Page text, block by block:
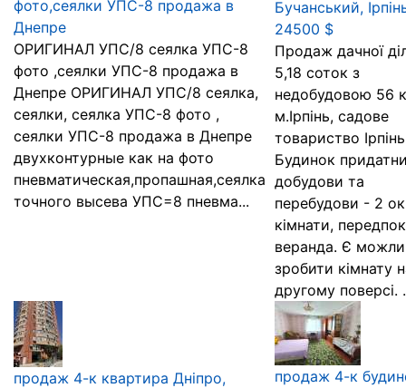
фото,сеялки УПС-8 продажа в
Днепре
ОРИГИНАЛ УПС/8 сеялка УПС-8
фото ,сеялки УПС-8 продажа в
Днепре ОРИГИНАЛ УПС/8 сеялка,
сеялки, сеялка УПС-8 фото ,
сеялки УПС-8 продажа в Днепре
двухконтурные как на фото
пневматическая,пропашная,сеялка
точного высева УПС=8 пневма...
Бучанський,
24500 $
Продаж дачної
5,18 соток з
недобудовою 56
м.Ірпінь, садове
товариство
Будинок
добудови та
перебудови - 2
кімнати,
веранда. Є
зробити кімнату
другому поверсі.
продаж 4-к квартира Дніпро,
продаж 4-к